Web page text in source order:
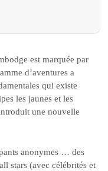
est marquée par
d’aventures a
qui existe
les jaunes et les
une nouvelle
anonymes … des
stars (avec célébrités et